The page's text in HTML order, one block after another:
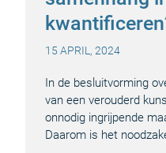
15 APRIL, 2024
In de besluitvorming
van een verouderd
onnodig ingrijpende
Daarom is het